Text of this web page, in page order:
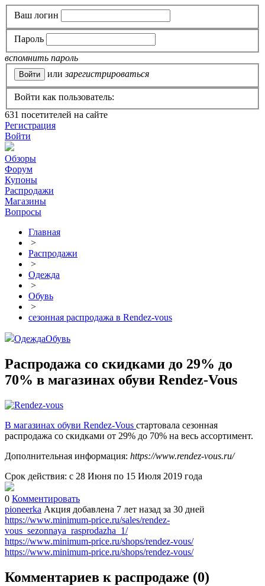
Ваш логин
Пароль
вспомнить пароль
или зарегистрироваться
Войти как пользователь:
631 посетителей на сайте
Регистрация
Войти
Обзоры
Форум
Купоны
Распродажи
Магазины
Вопросы
Главная
>
Распродажи
>
Одежда
>
Обувь
>
сезонная распродажа в Rendez-vous
ОдеждаОбувь
Распродажа со скидками до 29% до
70% в магазинах обуви Rendez-Vous
В магазинах обуви Rendez-Vous стартовала сезонная
распродажа со скидками от 29% до 70% на весь ассортимент.
Дополнительная информация: https://www.rendez-vous.ru/
Срок действия: с 28 Июня по 15 Июля 2019 года
0 Комментировать
pioneerka Акция добавлена 7 лет назад за 30 дней
https://www.minimum-price.ru/sales/rendez-
vous_sezonnaya_rasprodazha_1/
https://www.minimum-price.ru/shops/rendez-vous/
https://www.minimum-price.ru/shops/rendez-vous/
Комментариев к распродаже (0)